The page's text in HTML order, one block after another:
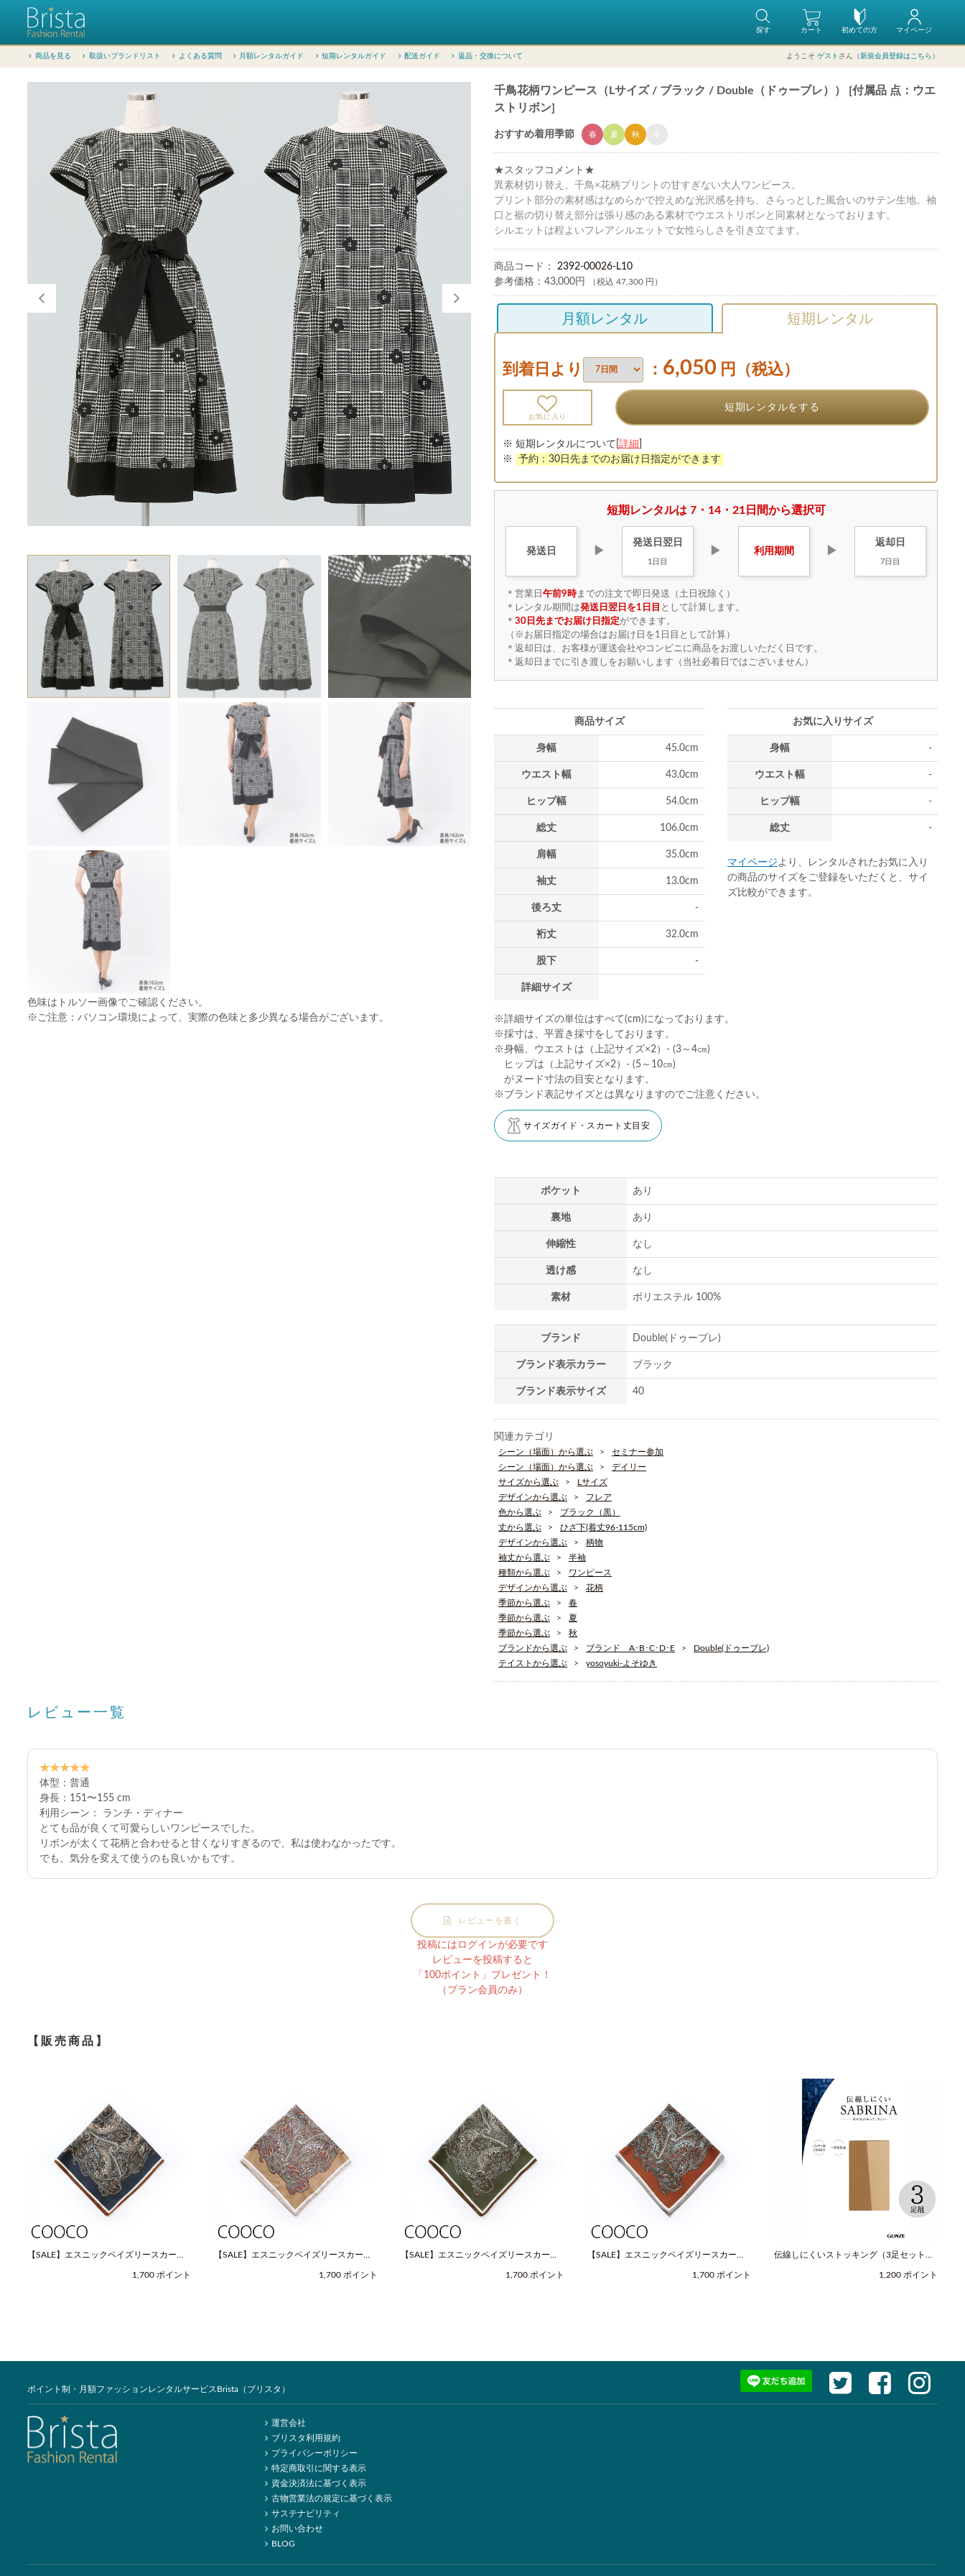
初めての方
カート マイページ
探す
商品を見る 取扱いブランドリスト よくある質問 月額レンタルガイド 短期レンタルガイド 配送ガイド 返品・交換について ようこそ ゲスト さん（新規会員登録はこちら ）
色味はトルソー画像でご確認ください。
※ご注意：パソコン環境によって、実際の色味と多少異なる場合がございます。
千鳥花柄ワンピース（Lサイズ / ブラック / Double（ドゥーブレ）） [付属品 点：ウエ
ストリボン]
おすすめ着用季節 春 夏 秋
★スタッフコメント★
異素材切り替え、千鳥×花柄プリントの甘すぎない大人ワンピース。
プリント部分の素材感はなめらかで控えめな光沢感を持ち、さらっとした風合いのサテン生地。袖
口と裾の切り替え部分は張り感のある素材でウエストリボンと同素材となっております。
シルエットは程よいフレアシルエットで女性らしさを引き立てます。
商品コード： 2392-00026-L10
参考価格： 43,000円 （税込 47,300 円）
月額レンタル 短期レンタル
到着日より ： 6,050 円（税込）
お気に入り
短期レンタルをする
※ 短期レンタルについて[ 詳細
※
予約：30日先までのお届け日指定ができます
短期レンタルは 7・14・21日間から選択可
発送日 ▶
発送日 翌日
1日目
▶ 利用期間 ▶
返却日
7日目
＊営業日 午前9時までの注文で即日発送（土日祝除く）
＊レンタル期間は発送日翌日を1日目 として計算します。
＊ 30日先までお届け日指定ができます。
（※お届日指定の場合はお届け日を1日目として計算）
＊返却日は、お客様が運送会社やコンビニに商品をお渡しいただく日です。
＊返却日までに引き渡しをお願いします（当社必着日ではございません）
商品サイズ
身幅 45.0cm
ウエスト幅 43.0cm
ヒップ幅 54.0cm
総丈 106.0cm
肩幅 35.0cm
袖丈 13.0cm
後ろ丈 -
裄丈 32.0cm
股下 -
詳細サイズ
お気に入りサイズ
身幅 -
ウエスト幅 -
ヒップ幅 -
総丈 -
マイページより、レンタルされたお気に入り
の商品のサイズをご登録をいただくと、サイ
ズ比較ができます。
※詳細サイズの単位はすべて(cm)になっております。
※採寸は、平置き採寸をしております。
※身幅、ウエストは（上記サイズ×2）- (3～4㎝)
ヒップは（上記サイズ×2）- (5～10㎝)
がヌード寸法の目安となります。
※ブランド表記サイズとは異なりますのでご注意ください。
サイズガイド・スカート丈目安
ポケット あり
裏地 あり
伸縮性 なし
透け感 なし
素材 ポリエステル 100%
ブランド Double(ドゥーブレ)
ブランド表示カラー ブラック
ブランド表示サイズ 40
関連カテゴリ
シーン（場面）から選ぶ
セミナー参加
シーン（場面）から選ぶ
デイリー
サイズから選ぶ
Lサイズ
デザインから選ぶ
フレア
色から選ぶ
ブラック（黒）
丈から選ぶ
ひざ下(着丈96-115cm)
デザインから選ぶ
柄物
袖丈から選ぶ
半袖
種類から選ぶ
ワンピース
デザインから選ぶ
花柄
季節から選ぶ
春
季節から選ぶ
夏
季節から選ぶ
秋
ブランドから選ぶ
ブランド A･B･C･D･E
Double(ドゥーブレ)
テイストから選ぶ
yosoyuki-よそゆき
レビュー一覧
★★★★★
体型：普通
身長：151〜155 cm
利用シーン： ランチ・ディナー
とても品が良くて可愛らしいワンピースでした。
リボンが太くて花柄と合わせると甘くなりすぎるので、私は使わなかったです。
でも、気分を変えて使うのも良いかもです。
レビューを書く
投稿にはログインが必要です
レビューを投稿すると
「100ポイント」プレゼント！
（プラン会員のみ）
【販売商品】
【SALE】エスニックペイズリースカーフ
1,700 ポイント
【SALE】エスニックペイズリースカーフ
1,700 ポイント
【SALE】エスニックペイズリースカーフ
1,700 ポイント
【SALE】エスニックペイズリースカーフ
1,700 ポイント
伝線しにくいストッキング（3足セット）
1,200 ポイント
ポイント制・月額ファッションレンタルサービスBrista（ブリスタ）
運営会社
ブリスタ利用規約
プライバシーポリシー
特定商取引に関する表示
資金決済法に基づく表示
古物営業法の規定に基づく表示
サステナビリティ
お問い合わせ
BLOG